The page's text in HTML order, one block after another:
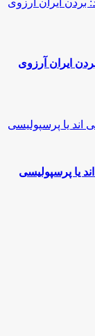
ایران آرزوی
یا پرسپولیسی